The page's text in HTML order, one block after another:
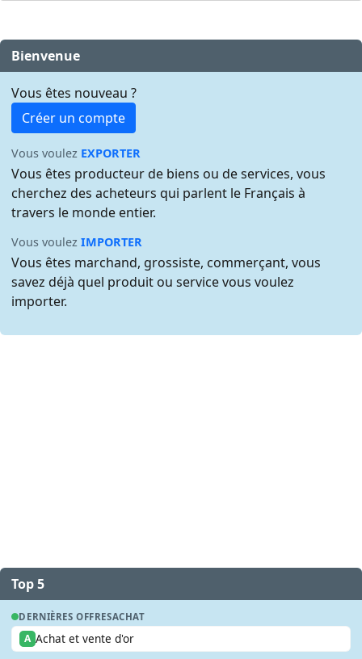
Bienvenue
Vous êtes nouveau ?
Créer un compte
Vous voulez EXPORTER
Vous êtes producteur de biens ou de services, vous
cherchez des acheteurs qui parlent le Français à
travers le monde entier.
Vous voulezIMPORTER
Vous êtes marchand, grossiste, commerçant, vous
savez déjà quel produit ou service vous voulez
importer.
Top 5
DERNIÈRES OFFRESACHAT
A Achat et vente d'or